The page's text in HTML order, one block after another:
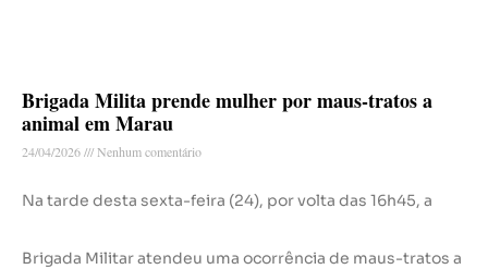
Brigada Milita prende mulher por maus-tratos a
animal em Marau
24/04/2026 Nenhum comentário
Na tarde desta sexta-feira (24), por volta das 16h45, a
Brigada Militar atendeu uma ocorrência de maus-tratos a